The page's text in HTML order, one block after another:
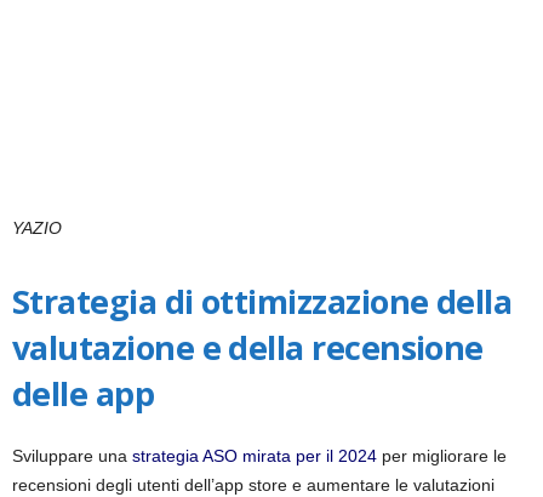
YAZIO
Strategia di ottimizzazione della
valutazione e della recensione
delle app
Sviluppare una strategia ASO mirata per il 2024 per migliorare le
recensioni degli utenti dell’app store e aumentare le valutazioni